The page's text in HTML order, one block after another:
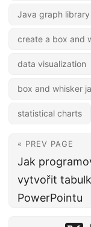
Java graph library
create a box and
data visualization
box and whisker
statistical charts
« PREV PAGE
Jak
vytvořit
PowerPointu